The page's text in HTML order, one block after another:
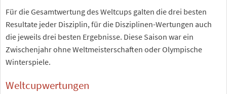
Für die Gesamtwertung des Weltcups galten die drei besten
Resultate jeder Disziplin, für die Disziplinen-Wertungen auch
die jeweils drei besten Ergebnisse. Diese Saison war ein
Zwischenjahr ohne Weltmeisterschaften oder Olympische
Winterspiele.
Weltcupwertungen